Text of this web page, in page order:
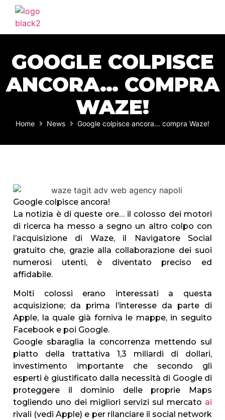
GOOGLE COLPISCE
ANCORA… COMPRA
WAZE!
Home News Google colpisce ancora… compra Waze!
Google colpisce ancora!
La notizia è di queste ore… il colosso dei motori
di ricerca ha messo a segno un altro colpo con
l’acquisizione di Waze, il Navigatore Social
gratuito che, grazie alla collaborazione dei suoi
numerosi utenti, è diventato preciso ed
affidabile.
Molti colossi erano interessati a questa
acquisizione; da prima l’interesse da parte di
Apple, la quale già forniva le mappe, in seguito
Facebook e poi Google.
Google sbaraglia la concorrenza mettendo sul
piatto della trattativa 1,3 miliardi di dollari,
investimento importante che secondo gli
esperti è giustificato dalla necessità di Google di
proteggere il dominio delle proprie Maps
togliendo uno dei migliori servizi sul mercato ai
rivali (vedi Apple) e per rilanciare il social network